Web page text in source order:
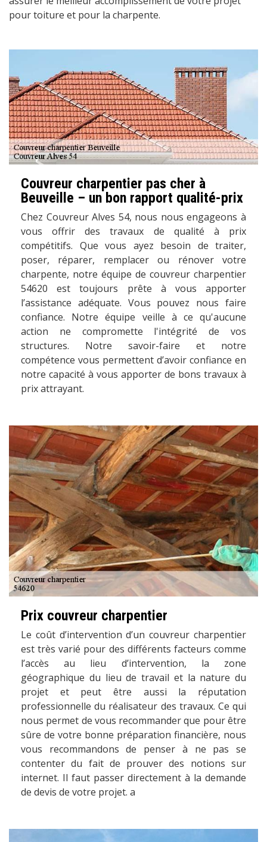
pour toiture et pour la charpente.
Couvreur charpentier pas cher à
Beuveille – un bon rapport qualité-prix
Chez Couvreur Alves 54, nous nous engageons à
vous offrir des travaux de qualité à prix
compétitifs. Que vous ayez besoin de traiter,
poser, réparer, remplacer ou rénover votre
charpente, notre équipe de couvreur charpentier
54620 est toujours prête à vous apporter
l’assistance adéquate. Vous pouvez nous faire
confiance. Notre équipe veille à ce qu'aucune
action ne compromette l'intégrité de vos
structures. Notre savoir-faire et notre
compétence vous permettent d’avoir confiance en
notre capacité à vous apporter de bons travaux à
prix attrayant.
Prix couvreur charpentier
Le coût d’intervention d’un couvreur charpentier
est très varié pour des différents facteurs comme
l’accès au lieu d’intervention, la zone
géographique du lieu de travail et la nature du
projet et peut être aussi la réputation
professionnelle du réalisateur des travaux. Ce qui
nous permet de vous recommander que pour être
sûre de votre bonne préparation financière, nous
vous recommandons de penser à ne pas se
contenter du fait de prouver des notions sur
internet. Il faut passer directement à la demande
de devis de votre projet. a